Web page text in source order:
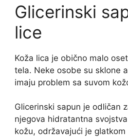
Glicerinski
lice
Koža lica je obično malo
tela. Neke osobe su sklone
imaju problem sa suvom
Glicerinski sapun je odličan
njegova hidratantna
kožu, održavajući je glatkom